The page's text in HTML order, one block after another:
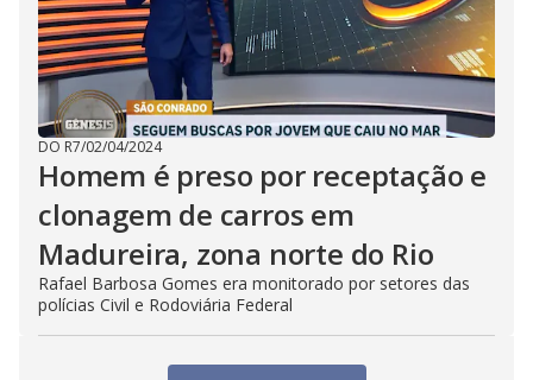
DO R7/02/04/2024
Homem é preso por receptação e
clonagem de carros em
Madureira, zona norte do Rio
Rafael Barbosa Gomes era monitorado por setores das
polícias Civil e Rodoviária Federal